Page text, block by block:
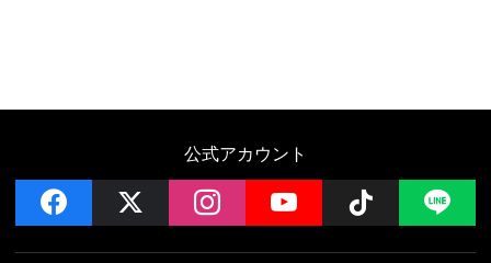
公式アカウント
facebook instagramYouTube Follow